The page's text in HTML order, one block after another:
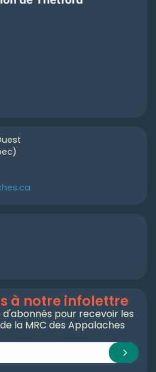
à notre infolettre
d'abonnés pour recevoir les
la MRC des Appalaches